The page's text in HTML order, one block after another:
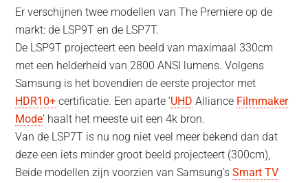
Er verschijnen twee modellen van The Premiere op de
markt: de LSP9T en de LSP7T.
De LSP9T projecteert een beeld van maximaal 330cm
met een helderheid van 2800 ANSI lumens. Volgens
Samsung is het bovendien de eerste projector met
HDR10+ certificatie. Een aparte ‘UHD Alliance Filmmaker
Mode’ haalt het meeste uit een 4k bron.
Van de LSP7T is nu nog niet veel meer bekend dan dat
deze een iets minder groot beeld projecteert (300cm),
Beide modellen zijn voorzien van Samsung’sSmart TV